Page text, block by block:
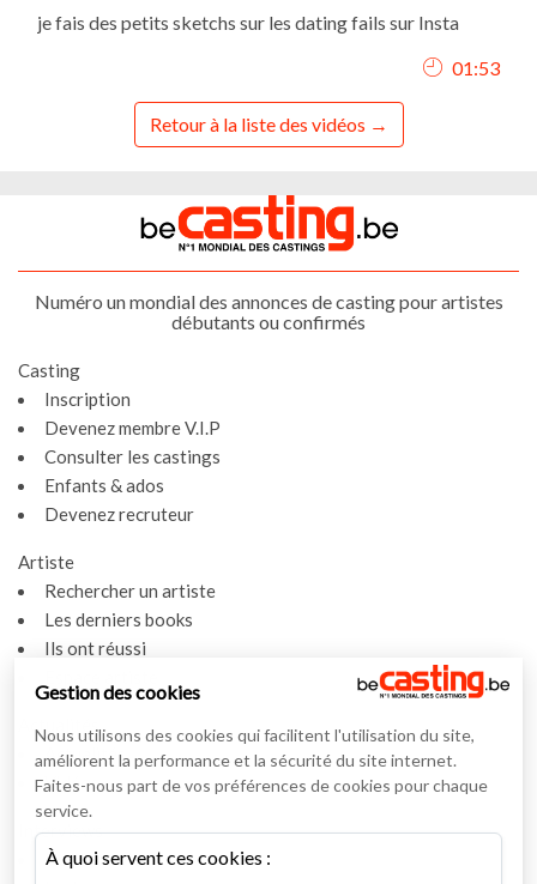
je fais des petits sketchs sur les dating fails sur Insta
01:53
Retour à la liste des vidéos
Numéro un mondial des annonces de casting pour artistes
débutants ou confirmés
Casting
Inscription
Devenez membre V.I.P
Consulter les castings
Enfants & ados
Devenez recruteur
Artiste
Rechercher un artiste
Les derniers books
Ils ont réussi
Actualités
Actualités
Vidéos
Interviews
Nos interviews
Gestion des cookies
Nous utilisons des cookies qui facilitent l'utilisation du site,
améliorent la performance et la sécurité du site internet.
Faites-nous part de vos préférences de cookies pour chaque
service.
À quoi servent ces cookies :